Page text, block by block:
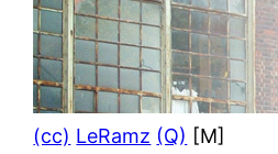
(cc) LeRamz (Q) [M]